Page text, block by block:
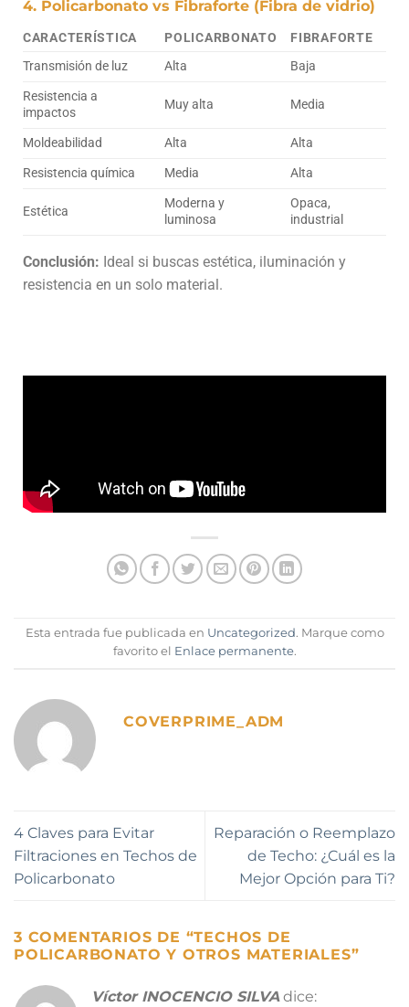
4. Policarbonato vs Fibraforte (Fibra de vidrio)
CARACTERÍSTICA POLICARBONATO
FIBRAFORTE
Transmisión de luz
Alta
Baja
Resistencia a
impactos
Muy alta Media
Moldeabilidad Alta
Alta
Resistencia química
Media Alta
Estética
Moderna y
luminosa
Opaca,
industrial
Conclusión: Ideal si buscas estética, iluminación y
resistencia en un solo material.
Esta entrada fue publicada en Uncategorized. Marque como
favorito el Enlace permanente.
COVERPRIME_ADM
4 Claves para Evitar
Filtraciones en Techos de
Policarbonato
Reparación o Reemplazo
de Techo: ¿Cuál es la
Mejor Opción para Ti?
3 COMENTARIOS DE “TECHOS DE
POLICARBONATO Y OTROS MATERIALES”
Víctor INOCENCIO SILVA dice: